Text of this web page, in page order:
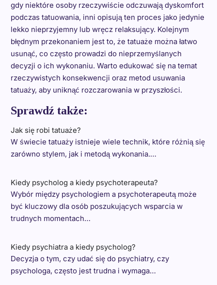
gdy niektóre osoby rzeczywiście odczuwają dyskomfort
podczas tatuowania, inni opisują ten proces jako jedynie
lekko nieprzyjemny lub wręcz relaksujący. Kolejnym
błędnym przekonaniem jest to, że tatuaże można łatwo
usunąć, co często prowadzi do nieprzemyślanych
decyzji o ich wykonaniu. Warto edukować się na temat
rzeczywistych konsekwencji oraz metod usuwania
tatuaży, aby uniknąć rozczarowania w przyszłości.
Sprawdź także:
Jak się robi tatuaże?
W świecie tatuaży istnieje wiele technik, które różnią się
zarówno stylem, jak i metodą wykonania.…
Kiedy psycholog a kiedy psychoterapeuta?
Wybór między psychologiem a psychoterapeutą może
być kluczowy dla osób poszukujących wsparcia w
trudnych momentach…
Kiedy psychiatra a kiedy psycholog?
Decyzja o tym, czy udać się do psychiatry, czy
psychologa, często jest trudna i wymaga…